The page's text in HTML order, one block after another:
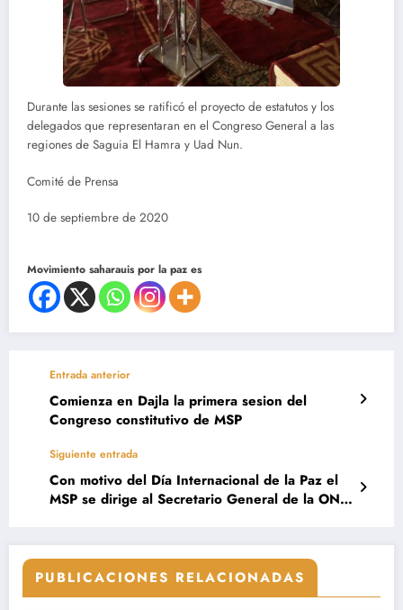
Durante las sesiones se ratificó el proyecto de estatutos y los
delegados que representaran en el Congreso General a las
regiones de Saguia El Hamra y Uad Nun.
Comité de Prensa
10 de septiembre de 2020
Movimiento saharauis por la paz es
Entrada anterior
Comienza en Dajla la primera sesion del
Congreso constitutivo de MSP
Siguiente entrada
Con motivo del Día Internacional de la Paz el
MSP se dirige al Secretario General de la ONU
PUBLICACIONES RELACIONADAS